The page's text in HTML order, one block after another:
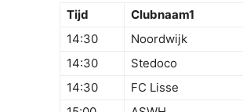
Tijd Clubnaam1
14:30
Noordwijk
14:30
Stedoco
14:30
FC Lisse